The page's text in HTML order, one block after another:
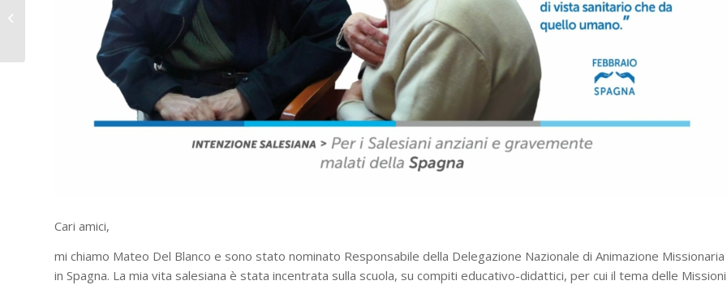
Cari amici,
mi chiamo Mateo Del Blanco e sono stato nominato Responsabile della Delegazione Nazionale di Animazione Missionaria
in Spagna. La mia vita salesiana è stata incentrata sulla scuola, su compiti educativo-didattici, per cui il tema delle Missioni
Open Day IUSTO: vieni